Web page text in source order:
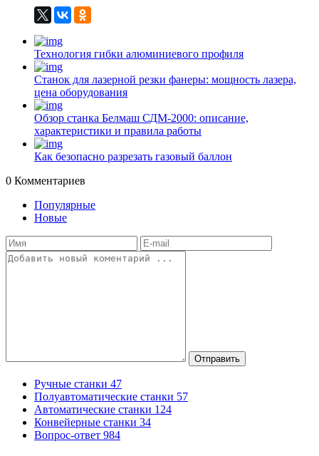
Технология гибки алюминиевого профиля
Станок для лазерной резки фанеры: мощность лазера,
цена оборудования
Обзор станка Белмаш СДМ-2000: описание,
характеристики и правила работы
Как безопасно разрезать газовый баллон
0 Комментариев
Популярные
Новые
Отправить
Ручные станки 47
Полуавтоматические станки 57
Автоматические станки 124
Конвейерные станки 34
Вопрос-ответ 984